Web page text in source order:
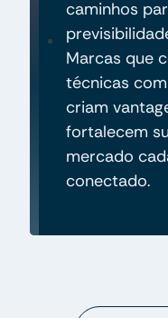
caminhos
Marcas que
técnicas
criam
fortalecem
mercado
conectado.